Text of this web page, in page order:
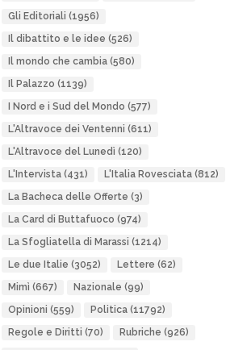
Gli Editoriali (1956)
Il dibattito e le idee (526)
Il mondo che cambia(580)
Il Palazzo (1139)
I Nord e i Sud del Mondo (577)
L'Altravoce dei Ventenni (611)
L'Altravoce del Lunedì (120)
L'Intervista(431) L'Italia Rovesciata(812)
La Bacheca delle Offerte (3)
La Card di Buttafuoco (974)
La Sfogliatella di Marassi (1214)
Le due Italie (3052) Lettere (62)
Mimì (667) Nazionale (99)
Opinioni (559) Politica(11792)
Regole e Diritti (70) Rubriche (926)